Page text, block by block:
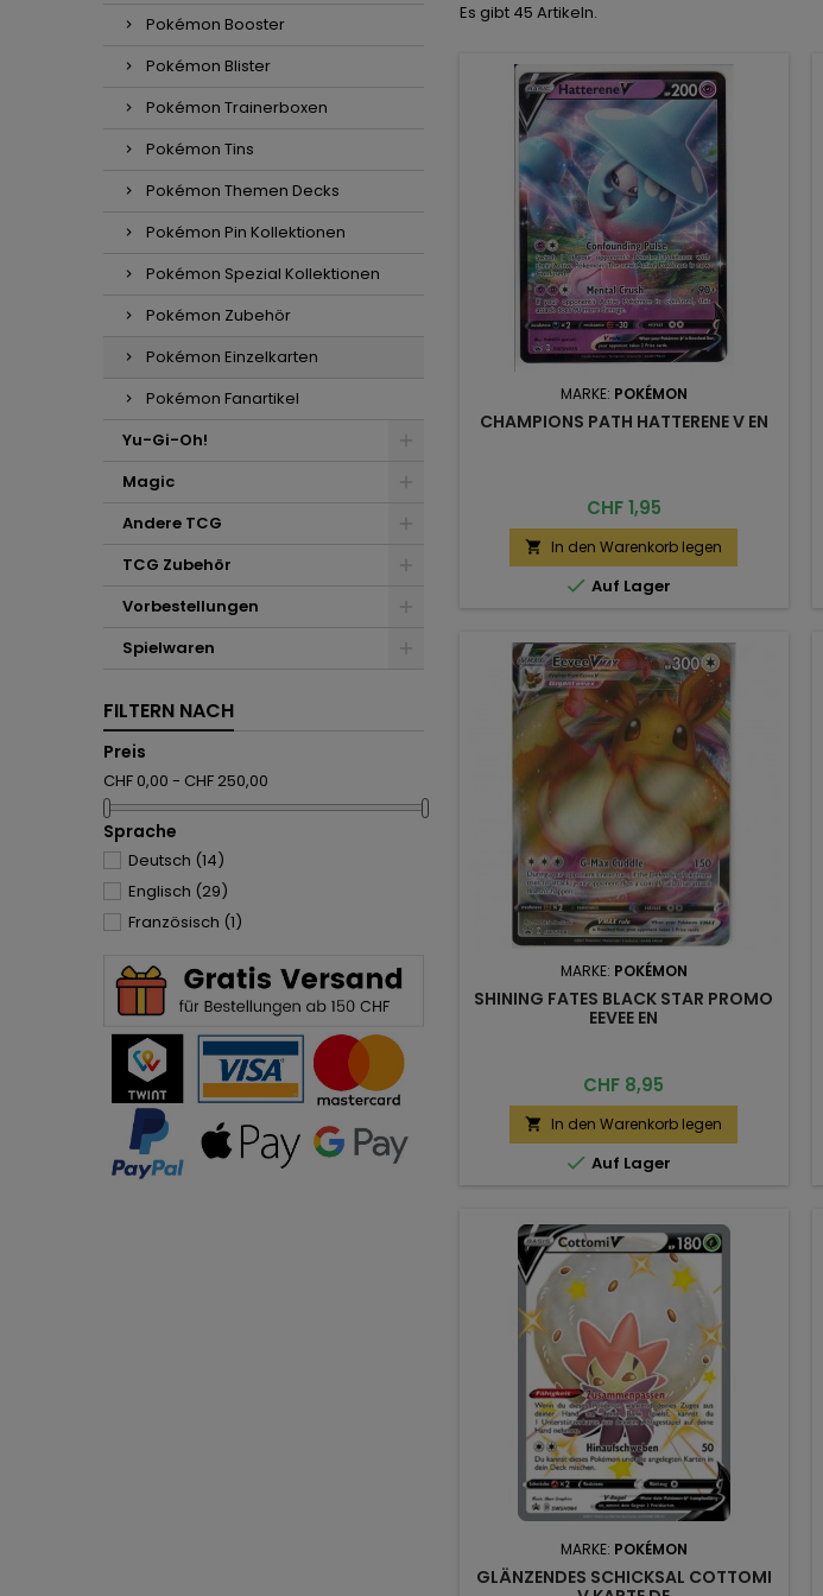
Pokémon Booster
Pokémon Blister
Pokémon Trainerboxen
Pokémon Tins
Pokémon Themen Decks
Pokémon Pin Kollektionen
Pokémon Spezial Kollektionen
Pokémon Zubehör
Pokémon Einzelkarten
Pokémon Fanartikel
Yu-Gi-Oh!
Magic
Andere TCG
TCG Zubehör
Vorbestellungen
Spielwaren
FILTERN NACH
Preis
CHF 0,00 - CHF 250,00
Sprache
Deutsch (14)
Englisch (29)
Französisch (1)
Es gibt 45 Artikeln.
MARKE: POKÉMON
CHAMPIONS PATH HATTERENE V EN
Preis
CHF 1,95
 In den Warenkorb legen
 Auf Lager
MARKE: POKÉMON
SHINING FATES BLACK STAR PROMO
EEVEE EN
Preis
CHF 8,95
 In den Warenkorb legen
 Auf Lager
MARKE: POKÉMON
GLÄNZENDES SCHICKSAL COTTOMI